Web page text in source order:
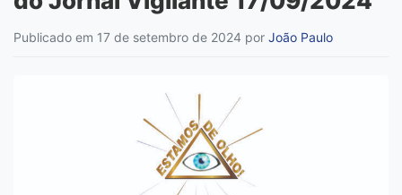
Publicado em 17 de setembro de 2024 por João Paulo